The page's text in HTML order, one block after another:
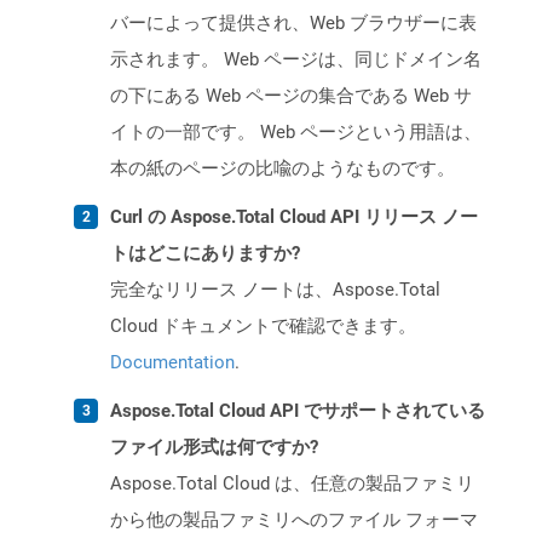
バーによって提供され、Web ブラウザーに表
示されます。 Web ページは、同じドメイン名
の下にある Web ページの集合である Web サ
イトの一部です。 Web ページという用語は、
本の紙のページの比喩のようなものです。
Curl の Aspose.Total Cloud API リリース ノー
トはどこにありますか?
完全なリリース ノートは、Aspose.Total
Cloud ドキュメントで確認できます。
Documentation.
Aspose.Total Cloud API でサポートされている
ファイル形式は何ですか?
Aspose.Total Cloud は、任意の製品ファミリ
から他の製品ファミリへのファイル フォーマ